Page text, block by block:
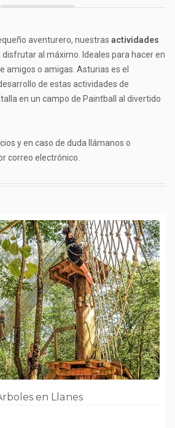
aventurero, nuestras actividades
disfrutar al máximo. Ideales para hacer en
amigos o amigas. Asturias es el
de estas actividades de
en un campo de Paintball al divertido
y en caso de duda llámanos o
correo electrónico.
en Llanes